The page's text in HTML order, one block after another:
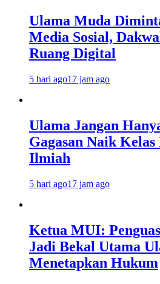
Ulama Muda
Media Sosial,
Ruang Digital
5 hari ago17 jam ago
Ulama Jangan
Gagasan Naik
Ilmiah
5 hari ago17 jam ago
Ketua MUI:
Jadi Bekal Utama
Menetapkan Hukum